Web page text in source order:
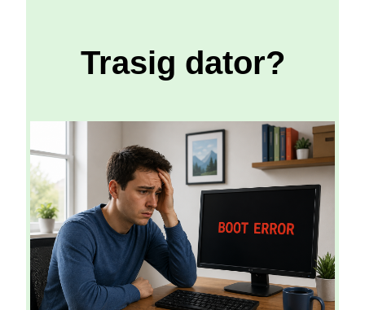
Trasig dator?